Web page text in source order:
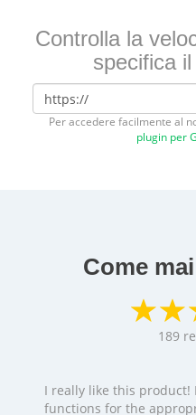
Controlla la
specifica
Per accedere facilmente al
plugin per
Come
189
I really like this product!
functions for the